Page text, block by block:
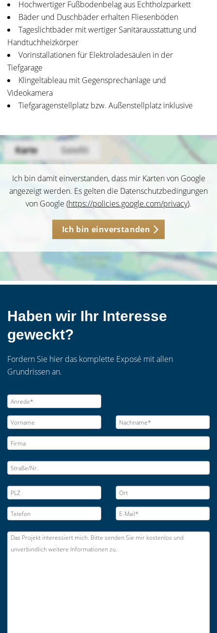
Hochwertiger Fußbodenbelag aus Echtholzparkett
Bäder und Duschbäder erhalten Fliesenböden
Tageslichtbäder mit wertiger Sanitärausstattung und
Handtuchheizkörper
Vorinstallationen für Elektroladesäulen in der
Tiefgarage
Klingeltableau mit Gegensprechanlage und
Videokamera
Tiefgaragenstellplatz bzw. Außenstellplatz inklusive
Ich bin damit einverstanden, dass mir Karten von Google
angezeigt werden. Es gelten die Datenschutzbedingungen
von Google (https://policies.google.com/privacy).
Ich bin einverstanden
Haben wir Ihr Interesse
geweckt?
Fordern Sie hier das komplette Exposé mit allen
Grundrissen an.